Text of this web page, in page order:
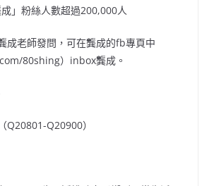
」粉絲人數超過200,000人
成老師發問，可在龔成的fb專頁中
80shing）inbox龔成。
Q20801-Q20900）